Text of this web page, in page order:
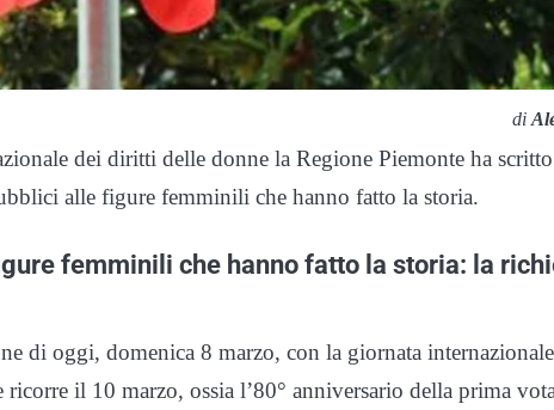
di
dei diritti delle donne la Regione Piemonte ha
alle figure femminili che hanno fatto la storia.
femminili che hanno fatto la storia: la
di oggi, domenica 8 marzo, con la giornata
il 10 marzo, ossia l’80° anniversario della prima